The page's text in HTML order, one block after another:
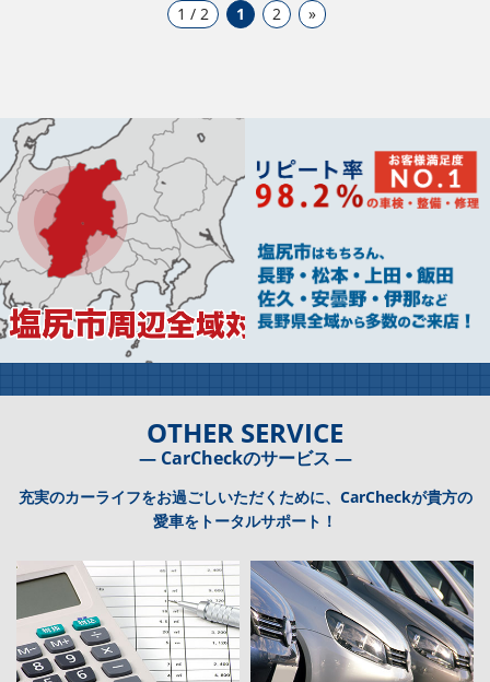
1 / 2 1 2 »
OTHER SERVICE
― CarCheckのサービス ―
充実のカーライフをお過ごしいただくために、CarCheckが貴方の
愛車をトータルサポート！